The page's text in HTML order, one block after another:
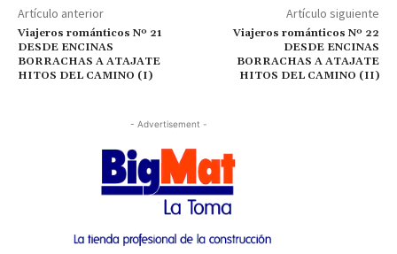
Artículo anterior
Viajeros románticos Nº 21
DESDE ENCINAS
BORRACHAS A ATAJATE
HITOS DEL CAMINO (I)
Artículo siguiente
Viajeros románticos Nº 22
DESDE ENCINAS
BORRACHAS A ATAJATE
HITOS DEL CAMINO (II)
- Advertisement -